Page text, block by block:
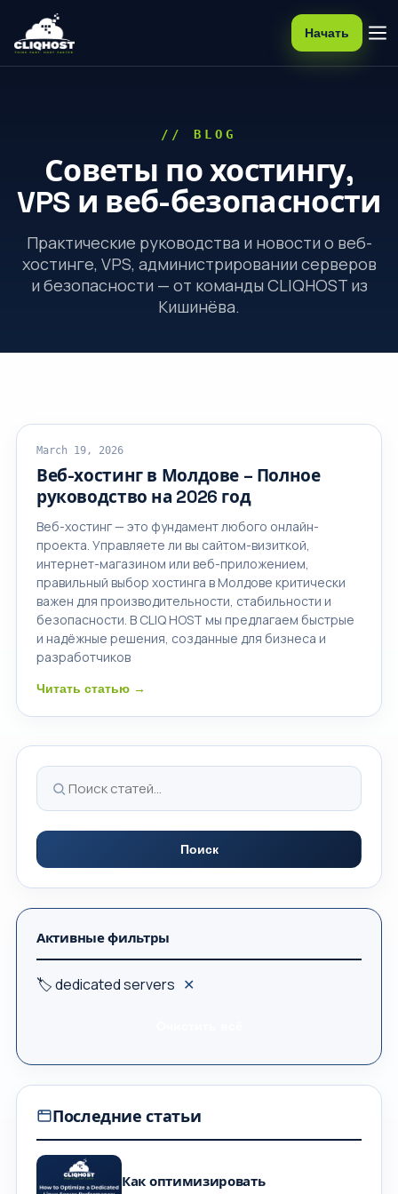
Начать
// BLOG
Советы по хостингу,
VPS и веб-безопасности
Практические руководства и новости о веб-
хостинге, VPS, администрировании серверов
и безопасности — от команды CLIQHOST из
Кишинёва.
Поиск
Активные фильтры
🏷 dedicated servers ✕
Последние статьи
Как оптимизировать
ОБЛАЧНЫЙ ХОСТИНГ
March 19, 2026
Веб-хостинг в Молдове – Полное
руководство на 2026 год
Веб-хостинг — это фундамент любого онлайн-
проекта. Управляете ли вы сайтом-визиткой,
интернет-магазином или веб-приложением,
правильный выбор хостинга в Молдове критически
важен для производительности, стабильности и
безопасности. В CLIQ HOST мы предлагаем быстрые
и надёжные решения, созданные для бизнеса и
разработчиков
Читать статью →